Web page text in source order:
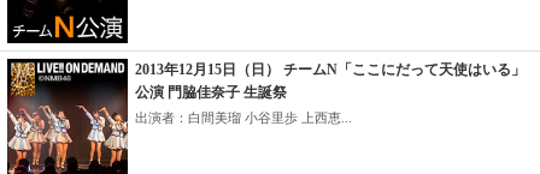
2013年12月15日（日） チームN「ここにだって天使はいる」
公演 門脇佳奈子 生誕祭
出演者：白間美瑠 小谷里歩 上西恵...